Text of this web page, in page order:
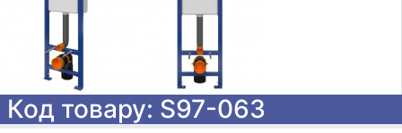
Код товару: S97-063